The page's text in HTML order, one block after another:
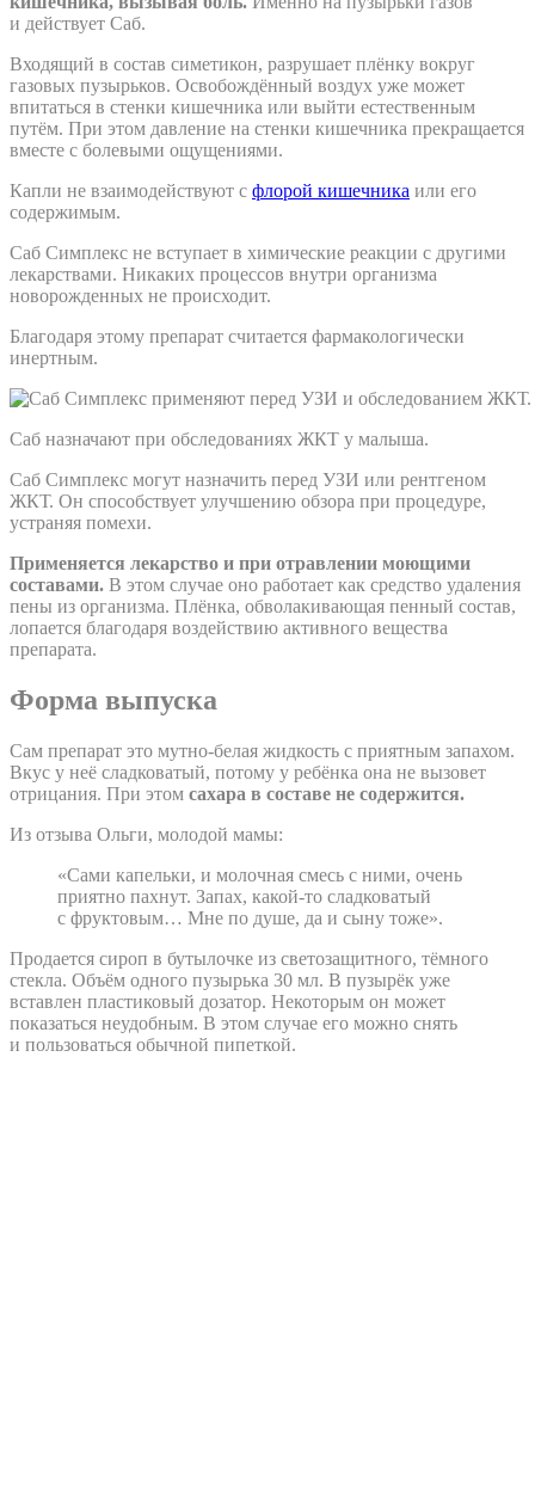
и действует Саб.
Входящий в состав симетикон, разрушает плёнку вокруг
газовых пузырьков. Освобождённый воздух уже может
впитаться в стенки кишечника или выйти естественным
путём. При этом давление на стенки кишечника прекращается
вместе с болевыми ощущениями.
Капли не взаимодействуют с флорой кишечника или его
содержимым.
Саб Симплекс не вступает в химические реакции с другими
лекарствами. Никаких процессов внутри организма
новорожденных не происходит.
Благодаря этому препарат считается фармакологически
инертным.
Саб назначают при обследованиях ЖКТ у малыша.
Саб Симплекс могут назначить перед УЗИ или рентгеном
ЖКТ. Он способствует улучшению обзора при процедуре,
устраняя помехи.
Применяется лекарство и при отравлении моющими
составами. В этом случае оно работает как средство удаления
пены из организма. Плёнка, обволакивающая пенный состав,
лопается благодаря воздействию активного вещества
препарата.
Форма выпуска
Сам препарат это мутно-белая жидкость с приятным запахом.
Вкус у неё сладковатый, потому у ребёнка она не вызовет
отрицания. При этом сахара в составе не содержится.
Из отзыва Ольги, молодой мамы:
«Сами капельки, и молочная смесь с ними, очень
приятно пахнут. Запах, какой-то сладковатый
с фруктовым… Мне по душе, да и сыну тоже».
Продается сироп в бутылочке из светозащитного, тёмного
стекла. Объём одного пузырька 30 мл. В пузырёк уже
вставлен пластиковый дозатор. Некоторым он может
показаться неудобным. В этом случае его можно снять
и пользоваться обычной пипеткой.